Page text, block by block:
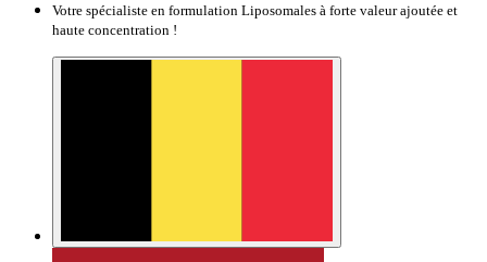
Votre spécialiste en formulation Liposomales à forte valeur ajoutée et
haute concentration !